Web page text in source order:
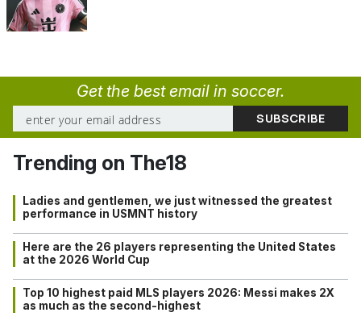
Get the best email in soccer.
Trending on The18
Ladies and gentlemen, we just witnessed the greatest
performance in USMNT history
Here are the 26 players representing the United States
at the 2026 World Cup
Top 10 highest paid MLS players 2026: Messi makes 2X
as much as the second-highest